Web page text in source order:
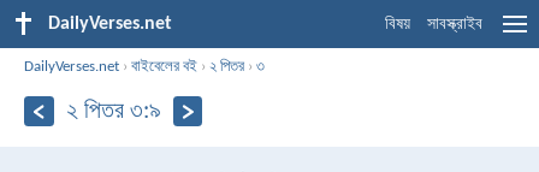
DailyVerses.net বিষয় সাবস্ক্রাইব
DailyVerses.net ›বাইবেলের বই ›২ পিতর ›৩
২ পিতর ৩:৯